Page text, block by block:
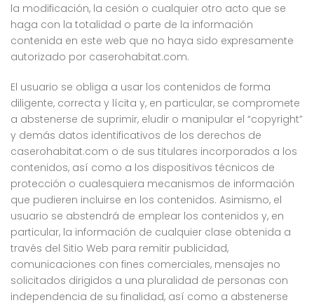
la modificación, la cesión o cualquier otro acto que se
haga con la totalidad o parte de la información
contenida en este web que no haya sido expresamente
autorizado por caserohabitat.com.
El usuario se obliga a usar los contenidos de forma
diligente, correcta y lícita y, en particular, se compromete
a abstenerse de suprimir, eludir o manipular el “copyright”
y demás datos identificativos de los derechos de
caserohabitat.com o de sus titulares incorporados a los
contenidos, así como a los dispositivos técnicos de
protección o cualesquiera mecanismos de información
que pudieren incluirse en los contenidos. Asimismo, el
usuario se abstendrá de emplear los contenidos y, en
particular, la información de cualquier clase obtenida a
través del Sitio Web para remitir publicidad,
comunicaciones con fines comerciales, mensajes no
solicitados dirigidos a una pluralidad de personas con
independencia de su finalidad, así como a abstenerse